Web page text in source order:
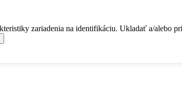
zariadenia na identifikáciu. Ukladať a/alebo